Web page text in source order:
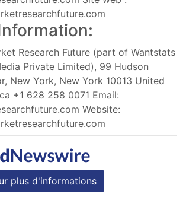
Research Future (part of Wantstats
Private Limited), 99 Hudson
New York, New York 10013 United
+1 628 258 0071 Email:
Website:
plus d'informations